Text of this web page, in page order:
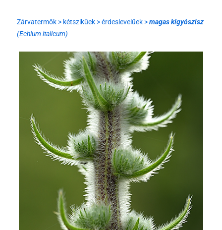
Zárvatermők > kétszikűek > érdeslevelűek >magas kígyószisz
(Echium italicum)